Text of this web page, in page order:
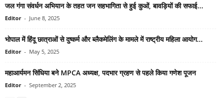
जल गंगा संवर्धन अभियान के तहत जन सहभागिता से हुई कुओं, बावड़ियों की सफाई...
Editor - June 8, 2025
भोपाल में हिंदू छात्राओं से दुष्कर्म और ब्लैकमेलिंग के मामले में राष्ट्रीय महिला आयोग...
Editor - May 5, 2025
महाआर्यमन सिंधिया बने MPCA अध्यक्ष, पदभार ग्रहण से पहले किया गणेश पूजन
Editor - September 2, 2025